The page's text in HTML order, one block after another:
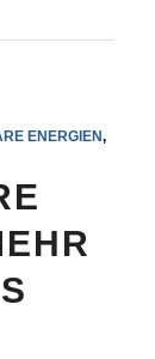
ENERGIEN,